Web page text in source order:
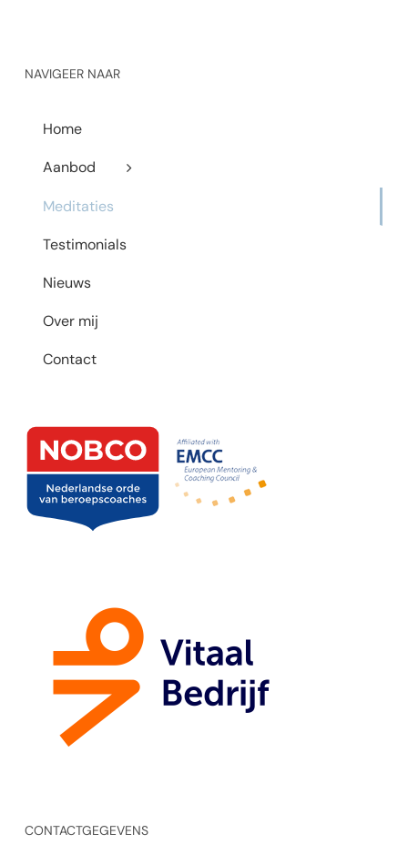
NAVIGEER NAAR
Home
Aanbod
Meditaties
Testimonials
Nieuws
Over mij
Contact
CONTACTGEGEVENS